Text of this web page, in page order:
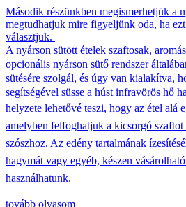
Második részünkben megismerhetjük a
megtudhatjuk mire figyeljünk oda, ha
választjuk.
A nyárson sütött ételek szaftosak,
opcionális nyárson sütő rendszer
sütésére szolgál, és úgy van kialakítva,
segítségével süsse a húst infravörös hő
helyzete lehetővé teszi, hogy az étel alá
amelyben felfoghatjuk a kicsorgó szaftot
szószhoz. Az edény tartalmának
hagymát vagy egyéb, készen
használhatunk.
tovább olvasom